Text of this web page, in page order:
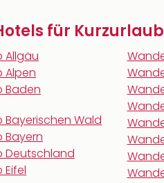
für
Allgäu
Alpen
Baden
Wald
Bayern
Deutschland